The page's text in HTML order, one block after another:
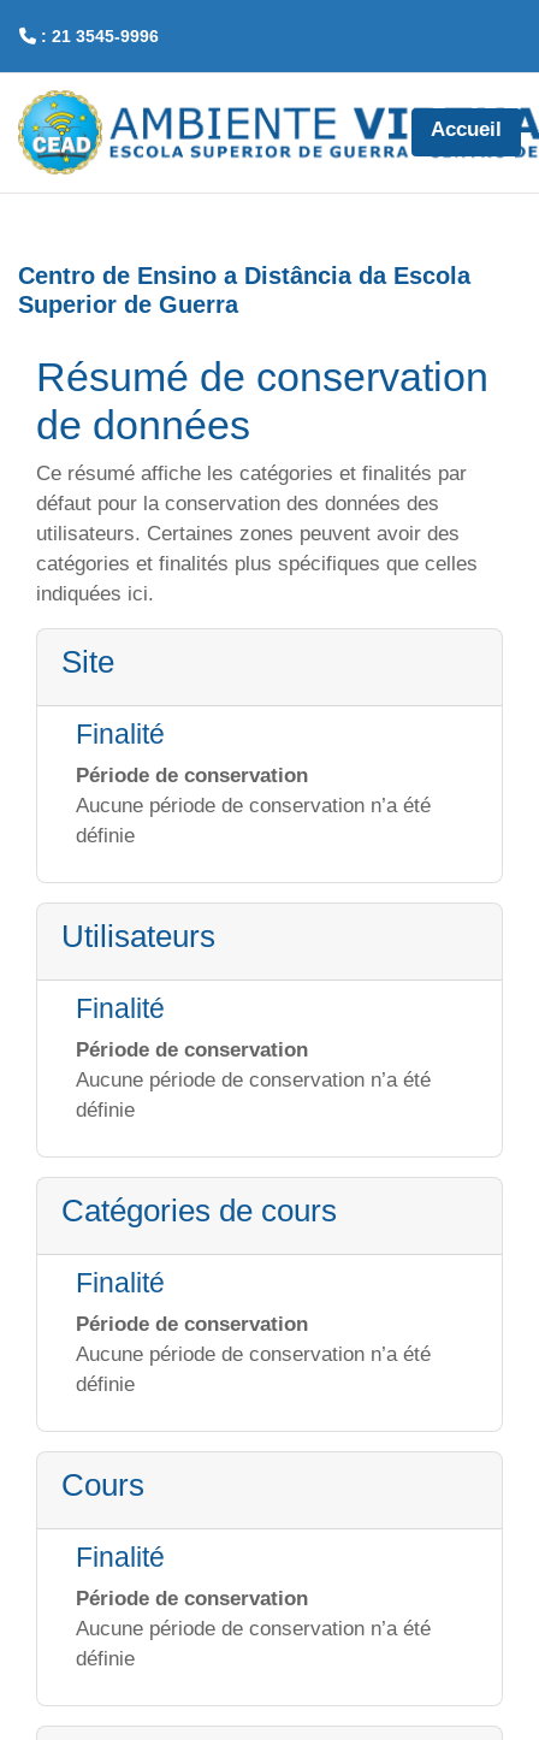
Passer au contenu principal
: 21 3545-9996
Accueil
Centro de Ensino a Distância da Escola
Superior de Guerra
Résumé de conservation
de données
Ce résumé affiche les catégories et finalités par
défaut pour la conservation des données des
utilisateurs. Certaines zones peuvent avoir des
catégories et finalités plus spécifiques que celles
indiquées ici.
Site
Finalité
Période de conservation
Aucune période de conservation n’a été
définie
Utilisateurs
Finalité
Période de conservation
Aucune période de conservation n’a été
définie
Catégories de cours
Finalité
Période de conservation
Aucune période de conservation n’a été
définie
Cours
Finalité
Période de conservation
Aucune période de conservation n’a été
définie